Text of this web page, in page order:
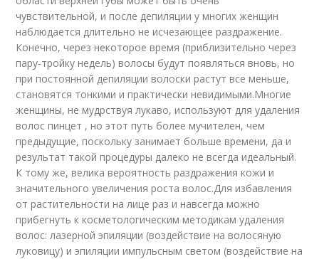
чувствительной, и после депиляции у многих женщин
наблюдается длительно не исчезающее раздражение.
Конечно, через некоторое время (приблизительно через
пару-тройку недель) волосы будут появляться вновь, но
при постоянной депиляции волоски растут все меньше,
становятся тонкими и практически невидимыми.Многие
женщины, не мудрствуя лукаво, используют для удаления
волос пинцет , но этот путь более мучителен, чем
предыдущие, поскольку занимает больше времени, да и
результат такой процедуры далеко не всегда идеальный.
К тому же, велика вероятность раздражения кожи и
значительного увеличения роста волос.Для избавления
от растительности на лице раз и навсегда можно
прибегнуть к косметологическим методикам удаления
волос: лазерной эпиляции (воздействие на волосяную
луковицу) и эпиляции импульсным светом (воздействие на